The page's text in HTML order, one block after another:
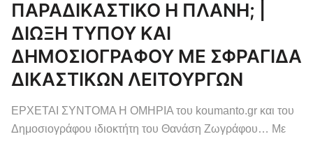
ΠΑΡΑΔΙΚΑΣΤΙΚΟ Η ΠΛΑΝΗ; |
ΔΙΩΞΗ ΤΥΠΟΥ ΚΑΙ
ΔΗΜΟΣΙΟΓΡΑΦΟΥ ΜΕ ΣΦΡΑΓΙΔΑ
ΔΙΚΑΣΤΙΚΩΝ ΛΕΙΤΟΥΡΓΩΝ
ΕΡΧΕΤΑΙ ΣΥΝΤΟΜΑ Η ΟΜΗΡΙΑ του koumanto.gr και του
Δημοσιογράφου ιδιοκτήτη του Θανάση Ζωγράφου… Με